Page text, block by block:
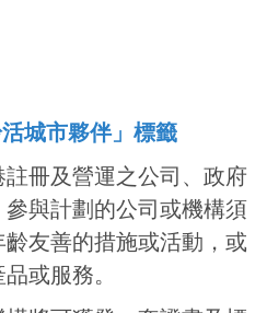
活城市夥伴」標籤
冊及營運之公司、政府
與計劃的公司或機構須
友善的措施或活動，或
或服務。